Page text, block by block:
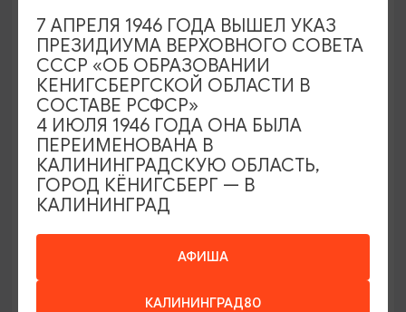
МАСТЕР-КЛАССЫ
Мастер-классы по керамике Елены
Бодяковой
Калининград, ул. Баранова, 45
АФИША
КАЛИНИНГРАД80
7 АПРЕЛЯ 1946 ГОДА ВЫШЕЛ УКАЗ
ПРЕЗИДИУМА ВЕРХОВНОГО СОВЕТА
СССР «ОБ ОБРАЗОВАНИИ
КЕНИГСБЕРГСКОЙ ОБЛАСТИ В
СОСТАВЕ РСФСР»
4 ИЮЛЯ 1946 ГОДА ОНА БЫЛА
ПЕРЕИМЕНОВАНА В
КАЛИНИНГРАДСКУЮ ОБЛАСТЬ,
ГОРОД КЁНИГСБЕРГ — В
КАЛИНИНГРАД